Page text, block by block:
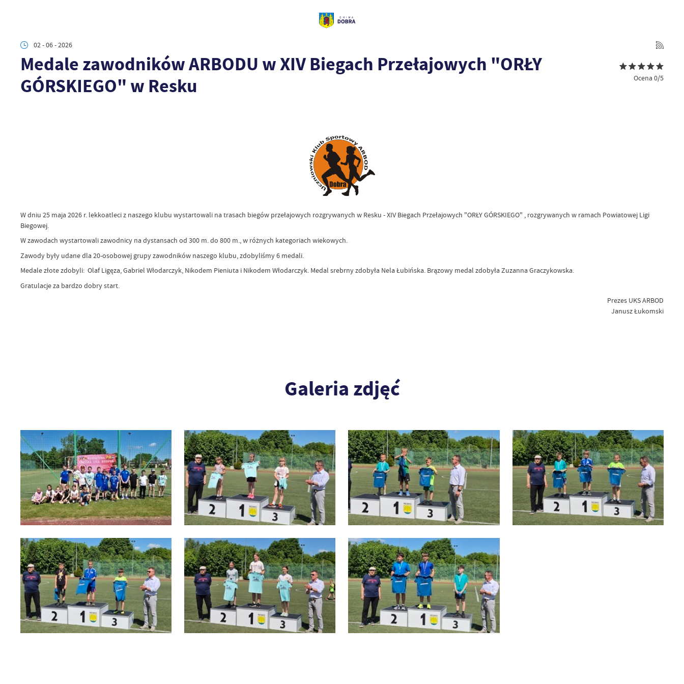
02 - 06 - 2026
Medale zawodników ARBODU w XIV Biegach Przełajowych "ORŁY
GÓRSKIEGO" w Resku
Ocena 0/5
W dniu 25 maja 2026 r. lekkoatleci z naszego klubu wystartowali na trasach biegów przełajowych rozgrywanych w Resku - XIV Biegach Przełajowych "ORŁY GÓRSKIEGO" , rozgrywanych w ramach Powiatowej Ligi
Biegowej.
W zawodach wystartowali zawodnicy na dystansach od 300 m. do 800 m., w różnych kategoriach wiekowych.
Zawody były udane dla 20-osobowej grupy zawodników naszego klubu, zdobyliśmy 6 medali.
Medale złote zdobyli: Olaf Ligęza, Gabriel Włodarczyk, Nikodem Pieniuta i Nikodem Włodarczyk. Medal srebrny zdobyła Nela Łubińska. Brązowy medal zdobyła Zuzanna Graczykowska.
Gratulacje za bardzo dobry start.
Prezes UKS ARBOD
Janusz Łukomski
Galeria zdjęć